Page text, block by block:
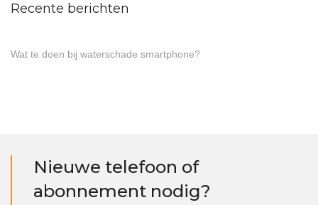
Recente berichten
Wat te doen bij waterschade smartphone?
Nieuwe telefoon of
abonnement nodig?